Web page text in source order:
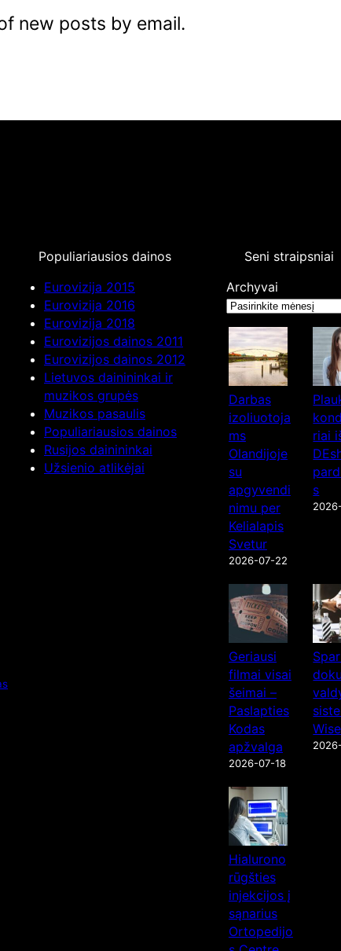
new posts by email.
Populiariausios dainos
Eurovizija 2015
Eurovizija 2016
Eurovizija 2018
Eurovizijos dainos 2011
Eurovizijos dainos 2012
Lietuvos dainininkai ir
muzikos grupės
Muzikos pasaulis
Populiariausios dainos
Rusijos dainininkai
Užsienio atlikėjai
Seni straipsniai
Archyvai
Darbas
izoliuotoja
ms
Olandijoje
su
apgyvendi
nimu per
Kelialapis
Svetur
2026-07-22
riai
s
Geriausi
filmai visai
šeimai –
Paslapties
Kodas
apžvalga
2026-07-18
Hialurono
rūgšties
injekcijos į
sąnarius
Ortopedijo